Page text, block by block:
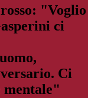
"Voglio
ci
Ci
mentale"